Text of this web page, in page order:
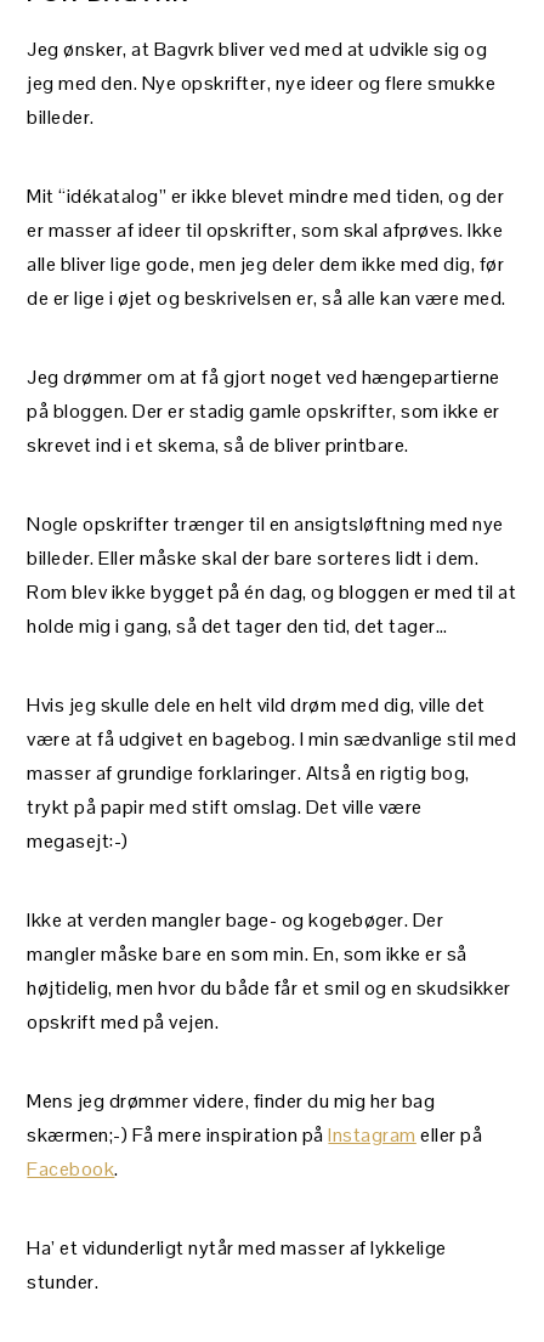
Jeg ønsker, at Bagvrk bliver ved med at udvikle sig og
jeg med den. Nye opskrifter, nye ideer og flere smukke
billeder.
Mit “idékatalog” er ikke blevet mindre med tiden, og der
er masser af ideer til opskrifter, som skal afprøves. Ikke
alle bliver lige gode, men jeg deler dem ikke med dig, før
de er lige i øjet og beskrivelsen er, så alle kan være med.
Jeg drømmer om at få gjort noget ved hængepartierne
på bloggen. Der er stadig gamle opskrifter, som ikke er
skrevet ind i et skema, så de bliver printbare.
Nogle opskrifter trænger til en ansigtsløftning med nye
billeder. Eller måske skal der bare sorteres lidt i dem.
Rom blev ikke bygget på én dag, og bloggen er med til at
holde mig i gang, så det tager den tid, det tager…
Hvis jeg skulle dele en helt vild drøm med dig, ville det
være at få udgivet en bagebog. I min sædvanlige stil med
masser af grundige forklaringer. Altså en rigtig bog,
trykt på papir med stift omslag. Det ville være
megasejt:-)
Ikke at verden mangler bage- og kogebøger. Der
mangler måske bare en som min. En, som ikke er så
højtidelig, men hvor du både får et smil og en skudsikker
opskrift med på vejen.
Mens jeg drømmer videre, finder du mig her bag
skærmen;-) Få mere inspiration påInstagram eller på
Facebook.
Ha’ et vidunderligt nytår med masser af lykkelige
stunder.